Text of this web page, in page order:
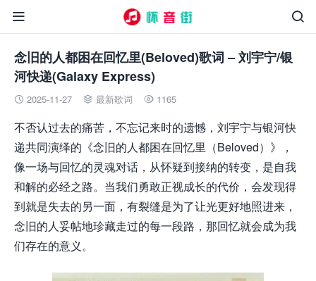


念旧的人都困在回忆里(Beloved)歌词 – 刘宇宁/银
河快递(Galaxy Express)
 2025-11-27  最新歌词  1165
不否认过去的痛苦，不忘记来时的遗憾，刘宇宁与银河快
递共同演绎的《念旧的人都困在回忆里（Beloved）》，
像一场与回忆的灵魂对话，从怀疑到接纳的转变，是自我
和解的必经之路。当我们勇敢正视成长的代价，会发现得
到就是失去的另一面，有裂缝是为了让光更好地照进来，
念旧的人妥帖地珍藏走过的每一段路，那回忆就会成为我
们存在的意义。